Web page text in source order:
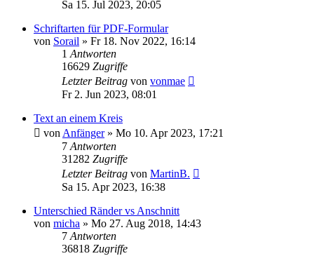
Sa 15. Jul 2023, 20:05
Schriftarten für PDF-Formular
von Sorail » Fr 18. Nov 2022, 16:14
1 Antworten
16629 Zugriffe
Letzter Beitrag von vonmae
Fr 2. Jun 2023, 08:01
Text an einem Kreis
von Anfänger» Mo 10. Apr 2023, 17:21
7 Antworten
31282 Zugriffe
Letzter Beitrag von MartinB.
Sa 15. Apr 2023, 16:38
Unterschied Ränder vs Anschnitt
von micha » Mo 27. Aug 2018, 14:43
7 Antworten
36818 Zugriffe